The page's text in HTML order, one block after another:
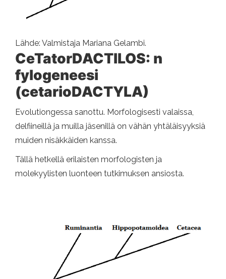
Lähde: Valmistaja Mariana Gelambi.
CeTatorDACTILOS: n
fylogeneesi
(cetarioDACTYLA)
Evolutiongessa sanottu. Morfologisesti valaissa,
delfiineillä ja muilla jäsenillä on vähän yhtäläisyyksiä
muiden nisäkkäiden kanssa.
Tällä hetkellä erilaisten morfologisten ja
molekyylisten luonteen tutkimuksen ansiosta.